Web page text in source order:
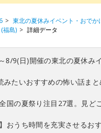
東北の夏休みイベント・おでか
福島)
詳細データ
8/9(日)開催の東北の夏休み
みたいおすすめの怖い話まと
国の夏祭り注目27選。見ど
おうち時間を充実させるお